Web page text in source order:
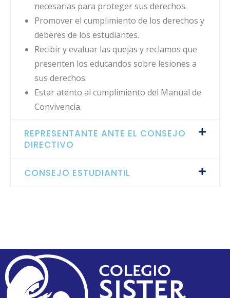
necesarias para proteger sus derechos.
Promover el cumplimiento de los derechos y
deberes de los estudiantes.
Recibir y evaluar las quejas y reclamos que
presenten los educandos sobre lesiones a
sus derechos.
Estar atento al cumplimiento del Manual de
Convivencia.
REPRESENTANTE ANTE EL CONSEJO
DIRECTIVO
CONSEJO ESTUDIANTIL